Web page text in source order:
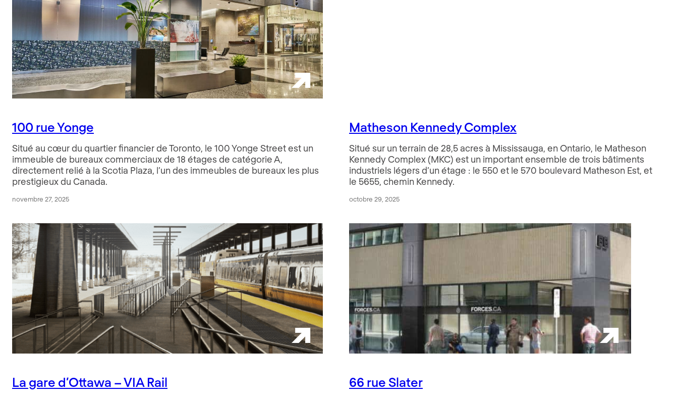
100 rue Yonge
Situé au cœur du quartier financier de Toronto, le 100 Yonge Street est un
immeuble de bureaux commerciaux de 18 étages de catégorie A,
directement relié à la Scotia Plaza, l’un des immeubles de bureaux les plus
prestigieux du Canada.
novembre 27, 2025
Matheson Kennedy Complex
Situé sur un terrain de 28,5 acres à Mississauga, en Ontario, le Matheson
Kennedy Complex (MKC) est un important ensemble de trois bâtiments
industriels légers d’un étage : le 550 et le 570 boulevard Matheson Est, et
le 5655, chemin Kennedy.
octobre 29, 2025
La gare d’Ottawa – VIA Rail 66 rue Slater